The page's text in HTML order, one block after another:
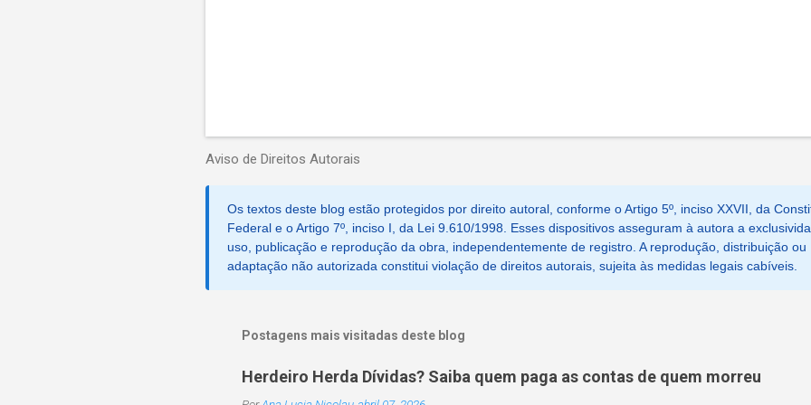
Aviso de Direitos Autorais
Os textos deste blog estão protegidos por direito autoral, conforme o Artigo 5º, inciso XXVII, da
Federal e o Artigo 7º, inciso I, da Lei 9.610/1998. Esses dispositivos asseguram à autora a
uso, publicação e reprodução da obra, independentemente de registro. A reprodução, distribuição ou
adaptação não autorizada constitui violação de direitos autorais, sujeita às medidas legais cabíveis.
Postagens mais visitadas deste blog
Herdeiro Herda Dívidas? Saiba quem paga as contas de quem morreu